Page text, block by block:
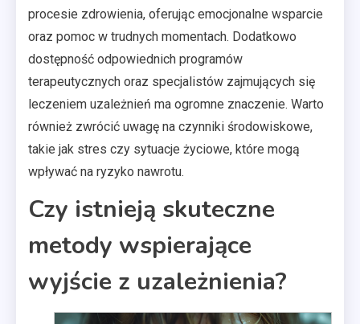
procesie zdrowienia, oferując emocjonalne wsparcie
oraz pomoc w trudnych momentach. Dodatkowo
dostępność odpowiednich programów
terapeutycznych oraz specjalistów zajmujących się
leczeniem uzależnień ma ogromne znaczenie. Warto
również zwrócić uwagę na czynniki środowiskowe,
takie jak stres czy sytuacje życiowe, które mogą
wpływać na ryzyko nawrotu.
Czy istnieją skuteczne
metody wspierające
wyjście z uzależnienia?